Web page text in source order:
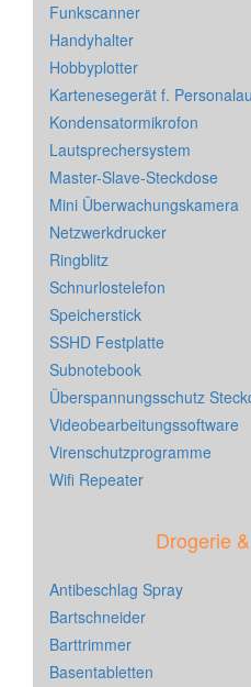
Funkscanner
Handyhalter
Hobbyplotter
Kartenesegerät f.
Kondensatormikrofon
Lautsprechersystem
Master-Slave-Steckdose
Mini Überwachungskamera
Netzwerkdrucker
Ringblitz
Schnurlostelefon
Speicherstick
SSHD Festplatte
Subnotebook
Überspannungsschutz
Videobearbeitungssoftware
Virenschutzprogramme
Wifi Repeater
Drogerie
Antibeschlag Spray
Bartschneider
Barttrimmer
Basentabletten